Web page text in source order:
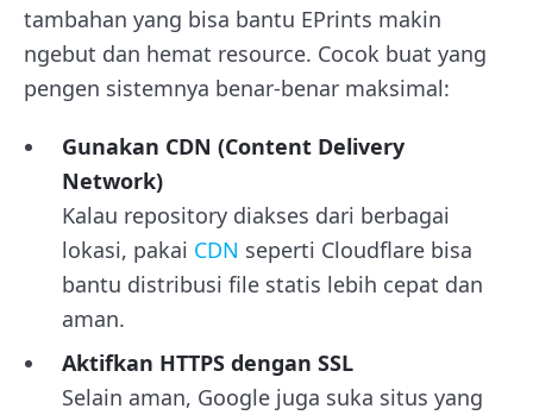
tambahan yang bisa bantu EPrints makin
ngebut dan hemat resource. Cocok buat yang
pengen sistemnya benar-benar maksimal:
Gunakan CDN (Content Delivery
Network)
Kalau repository diakses dari berbagai
lokasi, pakai CDN seperti Cloudflare bisa
bantu distribusi file statis lebih cepat dan
aman.
Aktifkan HTTPS dengan SSL
Selain aman, Google juga suka situs yang